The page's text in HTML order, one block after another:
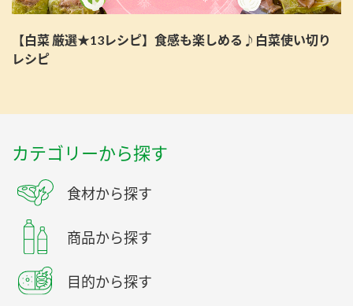
【白菜 厳選★13レシピ】食感も楽しめる♪白菜使い切り
レシピ
カテゴリーから探す
食材から探す
商品から探す
目的から探す